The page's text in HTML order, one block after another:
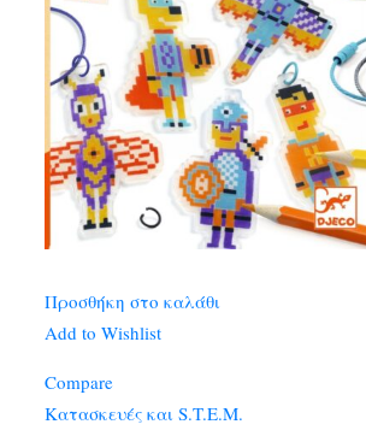
Προσθήκη στο καλάθι
Add to Wishlist
Compare
Κατασκευές και S.T.E.M.